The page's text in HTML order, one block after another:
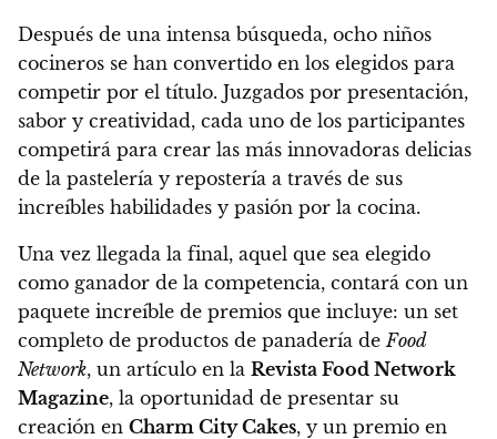
Después de una intensa búsqueda, ocho niños
cocineros se han convertido en los elegidos para
competir por el título. Juzgados por presentación,
sabor y creatividad, cada uno de los participantes
competirá para crear las más innovadoras delicias
de la pastelería y repostería a través de sus
increíbles habilidades y pasión por la cocina.
Una vez llegada la final, aquel que sea elegido
como ganador de la competencia, contará con un
paquete increíble de premios que incluye: un set
completo de productos de panadería de Food
Network, un artículo en la Revista Food Network
Magazine, la oportunidad de presentar su
creación en Charm City Cakes, y un premio en